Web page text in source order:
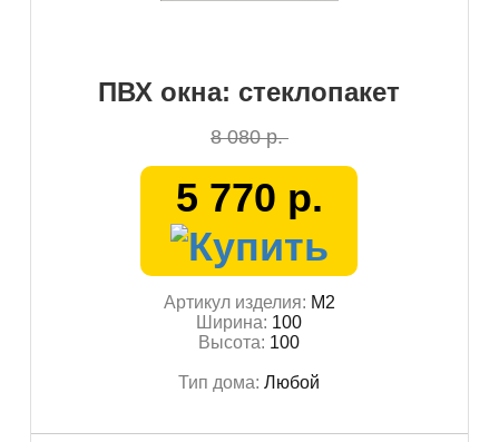
ПВХ окна: стеклопакет
8 080 р.
5 770 р.
Артикул изделия: М2
Ширина: 100
Высота: 100
Тип дома:Любой